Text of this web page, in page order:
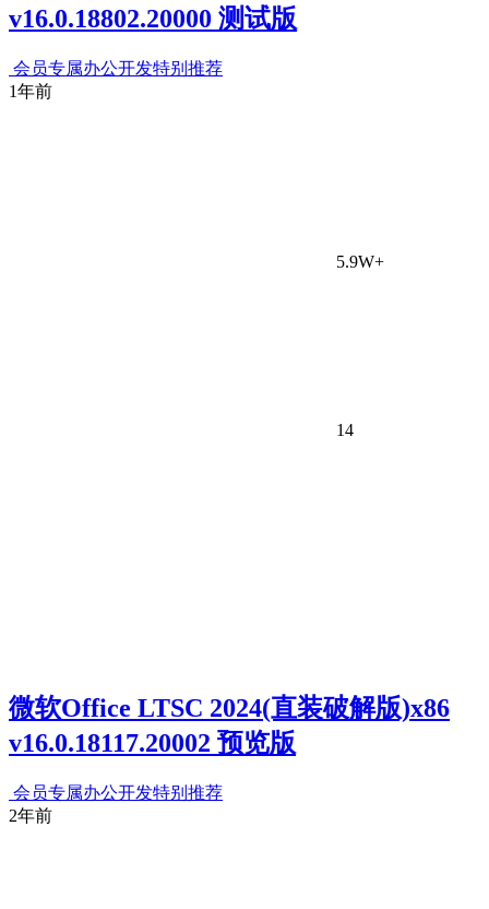
v16.0.18802.20000 测试版
会员专属办公开发特别推荐
1年前
5.9W+
14
微软Office LTSC 2024(直装破解版)x86
v16.0.18117.20002 预览版
会员专属办公开发特别推荐
2年前